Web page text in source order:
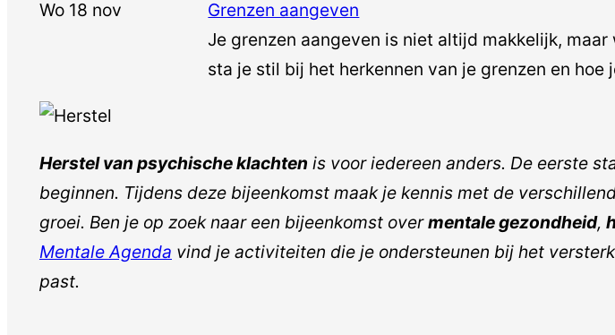
Wo 18 nov
Grenzen aangeven
Je grenzen aangeven is niet altijd makkelijk,
sta je stil bij het herkennen van je grenzen en
Herstel van psychische klachten is voor iedereen anders. De eerste
beginnen. Tijdens deze bijeenkomst maak je kennis met de
groei. Ben je op zoek naar een bijeenkomst overmentale gezondheid,
Mentale Agenda vind je activiteiten die je ondersteunen bij het
past.